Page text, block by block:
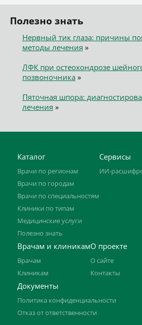
Полезно знать
Нервный тик глаза: причины
методы лечения »
ЛФК при остеохондрозе
позвоночника»
Пяточная шпора:
лечения »
Каталог
Врачи по регионам
Врачи по городам
Врачи по специальностям
Клиники по типам
Медицинские услуги
Полезно знать
Сервисы
ИИ-
Врачам и клиникам
Врачам
Клиникам
О проекте
О сайте
Контакты
Документы
Политика конфиденциальности
Отказ от ответственности